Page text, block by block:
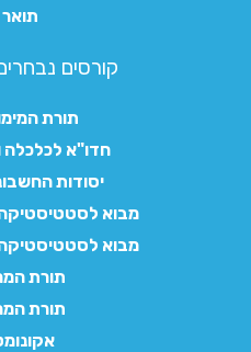
תואר
קורסים
תורת המימון
חדו"א לכלכלה
יסודות
מבוא
מבוא
תורת
תורת